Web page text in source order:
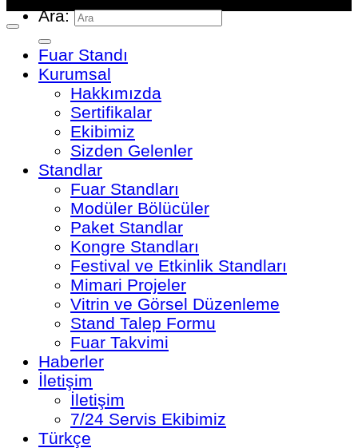
Ara:
Fuar Standı
Kurumsal
Hakkımızda
Sertifikalar
Ekibimiz
Sizden Gelenler
Standlar
Fuar Standları
Modüler Bölücüler
Paket Standlar
Kongre Standları
Festival ve Etkinlik Standları
Mimari Projeler
Vitrin ve Görsel Düzenleme
Stand Talep Formu
Fuar Takvimi
Haberler
İletişim
İletişim
7/24 Servis Ekibimiz
Türkçe